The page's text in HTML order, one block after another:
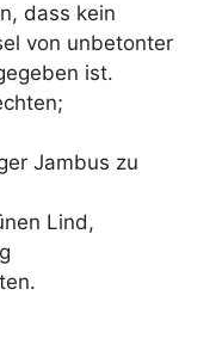
dass kein
von unbetonter
ist.
Jambus zu
Lind,